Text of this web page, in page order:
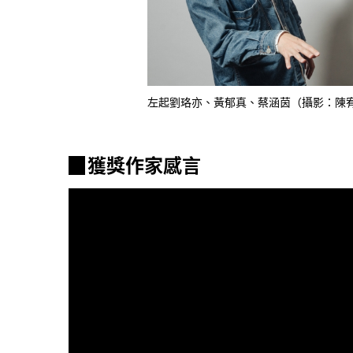
左起劉珞亦、黃郁真、蔡涵茵（攝影：陳
▉獲獎作家感言